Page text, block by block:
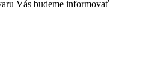
Vás budeme informovať